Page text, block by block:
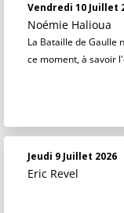
Vendredi 10 Juillet
Noémie Halioua
La Bataille de Gaulle
ce moment, à savoir
Jeudi 9 Juillet 2026
Eric Revel